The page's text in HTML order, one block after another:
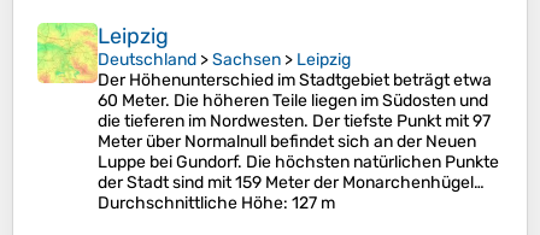
Leipzig
Deutschland >Sachsen > Leipzig
Der Höhenunterschied im Stadtgebiet beträgt etwa
60 Meter. Die höheren Teile liegen im Südosten und
die tieferen im Nordwesten. Der tiefste Punkt mit 97
Meter über Normalnull befindet sich an der Neuen
Luppe bei Gundorf. Die höchsten natürlichen Punkte
der Stadt sind mit 159 Meter der Monarchenhügel…
Durchschnittliche Höhe: 127 m